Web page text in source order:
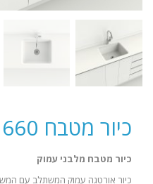
כיור מטבח 660
כיור מטבח מלבני עמוק
כיור אורטגה עמוק המשתלב עם